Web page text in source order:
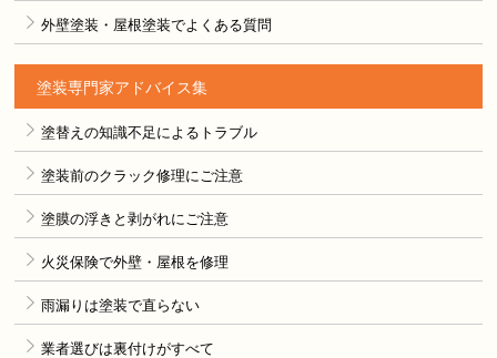
外壁塗装・屋根塗装でよくある質問
塗装専門家アドバイス集
塗替えの知識不足によるトラブル
塗装前のクラック修理にご注意
塗膜の浮きと剥がれにご注意
火災保険で外壁・屋根を修理
雨漏りは塗装で直らない
業者選びは裏付けがすべて